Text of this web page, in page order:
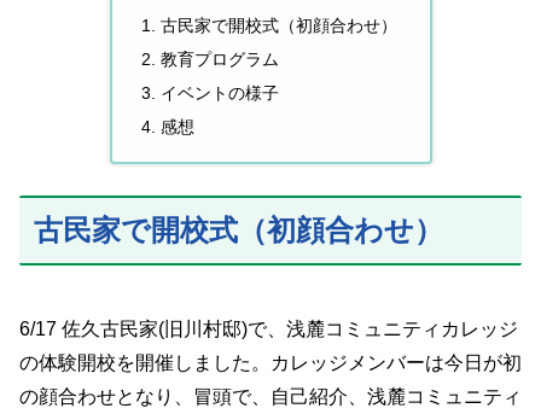
古民家で開校式（初顔合わせ）
教育プログラム
イベントの様子
感想
古民家で開校式（初顔合わせ）
6/17 佐久古民家(旧川村邸)で、浅麓コミュニティカレッジ
の体験開校を開催しました。カレッジメンバーは今日が初
の顔合わせとなり、冒頭で、自己紹介、浅麓コミュニティ